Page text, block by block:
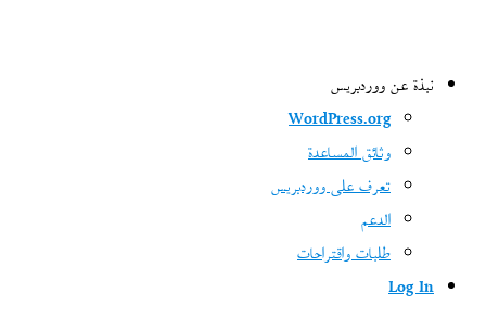
نبذة عن ووردبريس
WordPress.org
وثائق المساعدة
تعرف على ووردبريس
الدعم
طلبات واقتراحات
Log In